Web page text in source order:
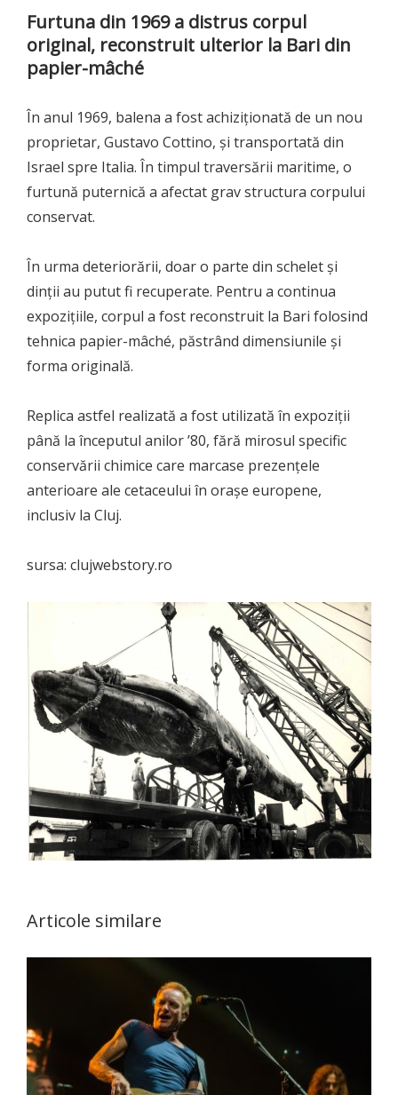
Furtuna din 1969 a distrus corpul
original, reconstruit ulterior la Bari din
papier-mâché
În anul 1969, balena a fost achiziționată de un nou
proprietar, Gustavo Cottino, și transportată din
Israel spre Italia. În timpul traversării maritime, o
furtună puternică a afectat grav structura corpului
conservat.
În urma deteriorării, doar o parte din schelet și
dinții au putut fi recuperate. Pentru a continua
expozițiile, corpul a fost reconstruit la Bari folosind
tehnica papier-mâché, păstrând dimensiunile și
forma originală.
Replica astfel realizată a fost utilizată în expoziții
până la începutul anilor ’80, fără mirosul specific
conservării chimice care marcase prezențele
anterioare ale cetaceului în orașe europene,
inclusiv la Cluj.
sursa: clujwebstory.ro
Articole similare